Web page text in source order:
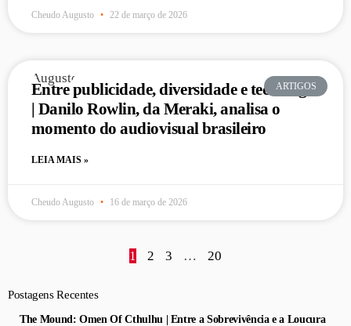
Cheudo Augusto 22 de março de 2026
ARTIGOS
Entre publicidade, diversidade e tecnologia
| Danilo Rowlin, da Meraki, analisa o
momento do audiovisual brasileiro
LEIA MAIS »
Cheudo Augusto 16 de março de 2026
1 2 3 … 20
Postagens Recentes
The Mound: Omen Of Cthulhu | Entre a Sobrevivência e a Loucura